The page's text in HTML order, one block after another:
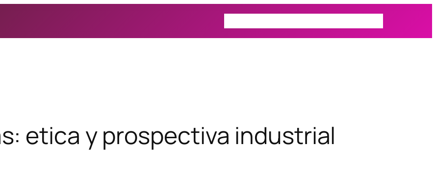
etica y prospectiva industrial